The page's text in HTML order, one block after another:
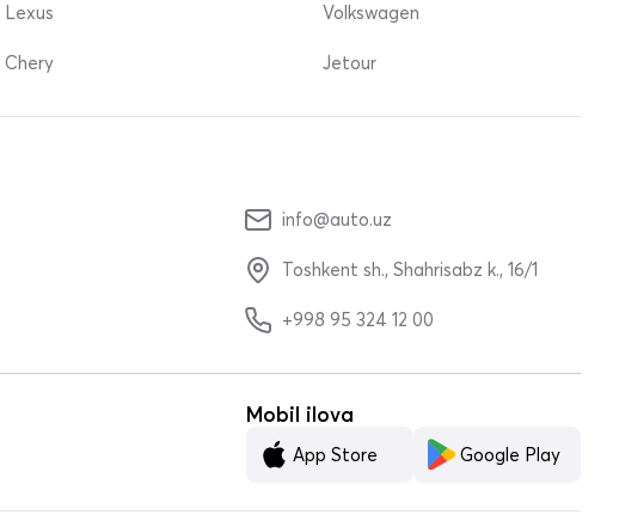
Lexus
Chery
Volkswagen
Jetour
info@auto.uz
Toshkent sh., Shahrisabz k., 16/1
+998 95 324 12 00
Mobil ilova
App Store Google Play